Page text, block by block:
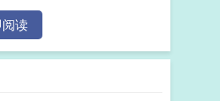
勺。嘿嘿，最近一直忙着
临川却只能靠一件残留着
他的全息屏幕中。画面
十分嚣张：“小番茄只有五
读